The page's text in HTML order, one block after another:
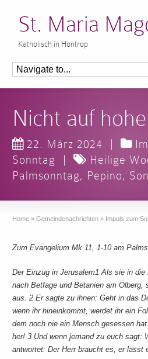
St. Maria
Katholisch in Höntrop
Nicht auf
22. März 2024 |
Sonntag
| Heilige
Palmsonntag, Pepino,
Home » Gemeindenachrichten » Impuls zum
Zum Evangelium Mk 11, 1-10 am
Der Einzug in Jerusalem1 Als sie in die
nach Betfage und Betanien am Ölberg,
aus. 2 Er sagte zu ihnen: Geht in das
wenn ihr hineinkommt, werdet ihr ein
dem noch nie ein Mensch gesessen
her! 3 Und wenn jemand zu euch sagt:
antwortet: Der Herr braucht es; er lässt